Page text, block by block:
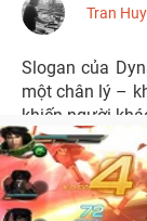
Tran Huy
Slogan của
một chân lý –
khiến người